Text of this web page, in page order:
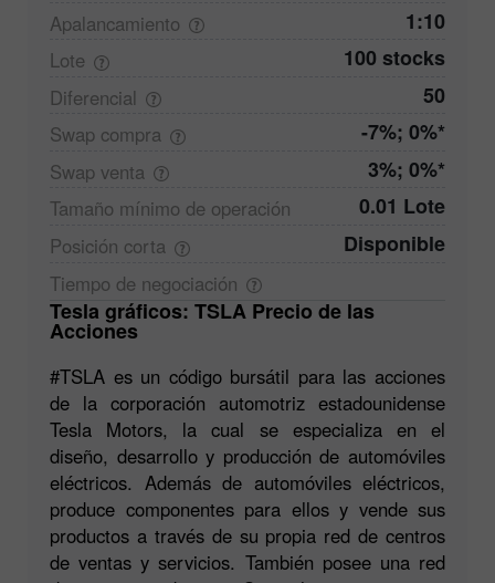
Apalancamiento 1:10
Lote 100 stocks
Diferencial 50
Swap compra -7%; 0%*
Swap venta 3%; 0%*
Tamaño mínimo de operación 0.01 Lote
Posición corta Disponible
Tiempo de negociación
Tesla gráficos: TSLA Precio de las
Acciones
#TSLA es un código bursátil para las acciones
de la corporación automotriz estadounidense
Tesla Motors, la cual se especializa en el
diseño, desarrollo y producción de automóviles
eléctricos. Además de automóviles eléctricos,
produce componentes para ellos y vende sus
productos a través de su propia red de centros
de ventas y servicios. También posee una red